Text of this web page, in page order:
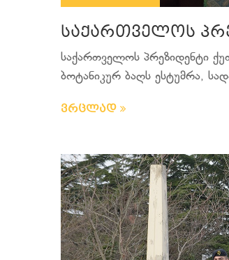
საქართველოს
საქართველოს პრეზიდენტი
ბოტანიკურ ბაღს ესტუმრა,
ვრცლად